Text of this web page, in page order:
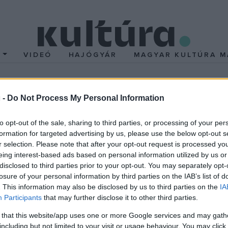
- Do Not Process My Personal Information
opt-out of the sale, sharing to third parties, or processing of your
for targeted advertising by us, please use the below opt-out
selection. Please note that after your opt-out request is processed
interest-based ads based on personal information utilized by us
to third parties prior to your opt-out. You may separately
of your personal information by third parties on the IAB’s list of
This information may also be disclosed by us to third parties on the
Participants that may further disclose it to other third parties.
that this website/app uses one or more Google services and may
but not limited to your visit or usage behaviour. You may
VIDEÓ HAJÓGYÁR MAGYAR KULTÚRA
és az SZDSZ
párt tárgyalásokat kezdett az ország
nyilvánosságra. Ez szűkítette és konkretizálta a
munkáját. A `kétharmados` törvények a következők: a
szabályokat rögzítő törvény; a képviselő
és nemzetiségi jogokról szóló törvény; a fegyveres
a bíróságokról szóló; az utazási és letelepedési
a gyülekezési és egyesülési jogról szóló és a